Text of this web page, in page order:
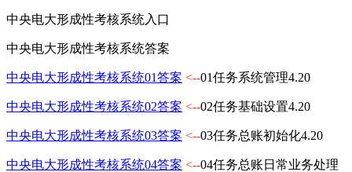
中央电大形成性考核系统入口
中央电大形成性考核系统答案
中央电大形成性考核系统01答案 <--01任务系统管理4.20
中央电大形成性考核系统02答案 <--02任务基础设置4.20
中央电大形成性考核系统03答案 <--03任务总账初始化4.20
中央电大形成性考核系统04答案 <--04任务总账日常业务处理